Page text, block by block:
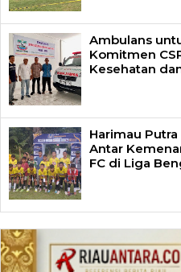
Ambulans
Komitmen
Kesehatan
Harimau
Antar
FC di Liga